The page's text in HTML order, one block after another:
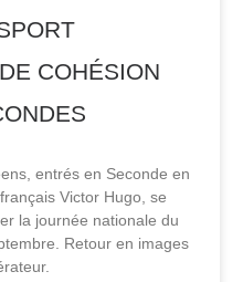
COHÉSION
entrés en Seconde en
Victor Hugo, se
la journée nationale du
Retour en images